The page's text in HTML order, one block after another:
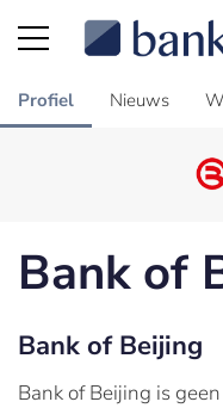
Profiel Nieuws
Bank of
Bank of Beijing
Bank of Beijing is